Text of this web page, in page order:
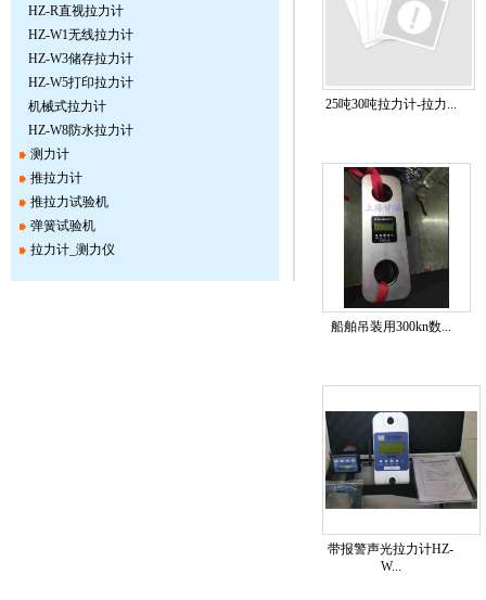
HZ-R直视拉力计
HZ-W1无线拉力计
HZ-W3储存拉力计
HZ-W5打印拉力计
机械式拉力计
HZ-W8防水拉力计
测力计
推拉力计
推拉力试验机
弹簧试验机
拉力计_测力仪
25吨30吨拉力计-拉力...
船舶吊装用300kn数...
带报警声光拉力计HZ-
W...